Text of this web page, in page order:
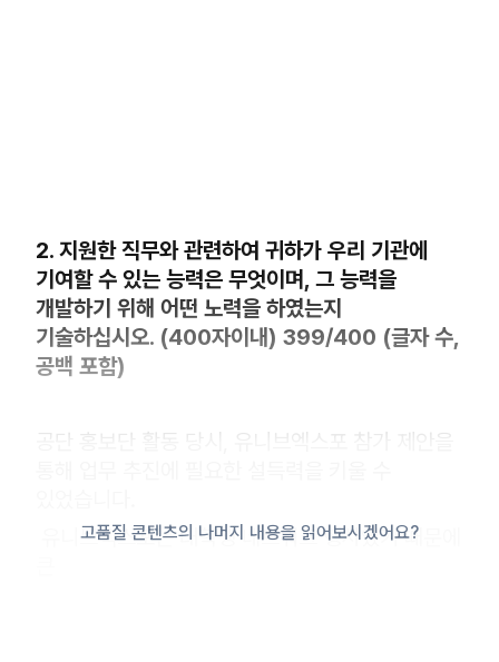
2. 지원한 직무와 관련하여 귀하가 우리 기관에
기여할 수 있는 능력은 무엇이며, 그 능력을
개발하기 위해 어떤 노력을 하였는지
기술하십시오. (400자이내) 399/400 (글자 수,
공백 포함)
공단 홍보단 활동 당시, 유니브엑스포 참가 제안을
유니브엑스포는 대학생 네트워크 행사였기 때문에
고품질 콘텐츠의 나머지 내용을 읽어보시겠어요?